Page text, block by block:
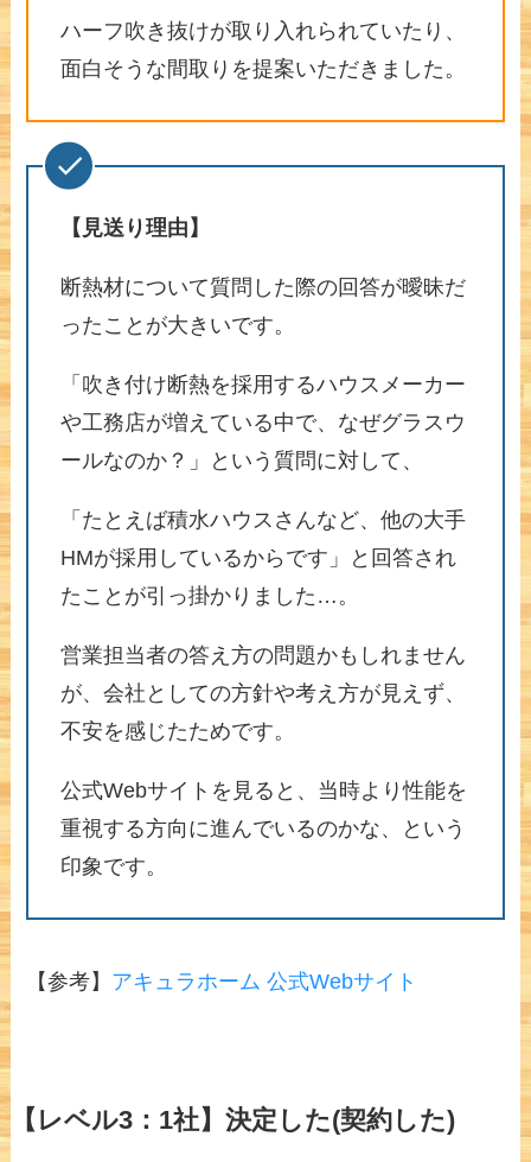
ハーフ吹き抜けが取り入れられていたり、
面白そうな間取りを提案いただきました。
【見送り理由】
断熱材について質問した際の回答が曖昧だ
ったことが大きいです。
「吹き付け断熱を採用するハウスメーカー
や工務店が増えている中で、なぜグラスウ
ールなのか？」という質問に対して、
「たとえば積水ハウスさんなど、他の大手
HMが採用しているからです」と回答され
たことが引っ掛かりました…。
営業担当者の答え方の問題かもしれません
が、会社としての方針や考え方が見えず、
不安を感じたためです。
公式Webサイトを見ると、当時より性能を
重視する方向に進んでいるのかな、という
印象です。
【参考】 アキュラホーム 公式Webサイト
【レベル3：1社】決定した(契約した)